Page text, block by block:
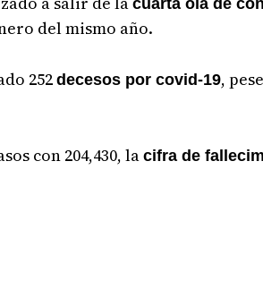
cuarta ola de
del mismo año.
252decesos por covid-19,
con 204,430, lacifra de